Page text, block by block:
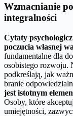
Wzmacnianie
integralności
Cytaty
poczucia własnej
fundamentalne dla
osobistego
podkreślają, jak
branie
jest istotnym
Osoby, które
umiejętności,